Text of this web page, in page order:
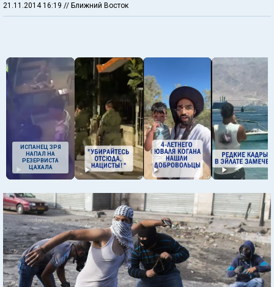
21.11.2014 16:19 // Ближний Восток
ИСПАНЕЦ ЗРЯ
НАПАЛ НА
РЕЗЕРВИСТА
ЦАХАЛА